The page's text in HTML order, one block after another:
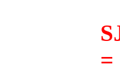
=